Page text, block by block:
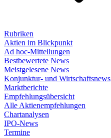
Rubriken
Aktien im Blickpunkt
Ad hoc-Mitteilungen
Bestbewertete News
Meistgelesene News
Konjunktur- und Wirtschaftsnews
Marktberichte
Empfehlungsübersicht
Alle Aktienempfehlungen
Chartanalysen
IPO-News
Termine